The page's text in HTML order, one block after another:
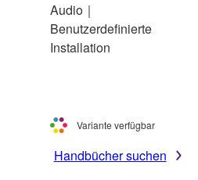
Audio｜
Benutzerdefinierte
Installation
Variante verfügbar
Handbücher suchen